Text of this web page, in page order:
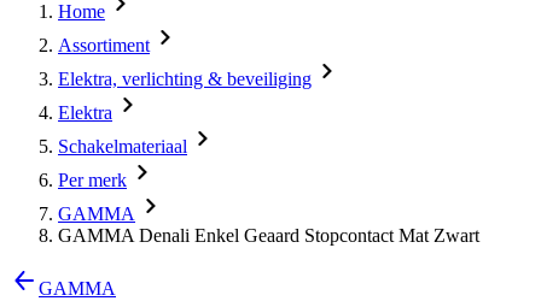
Home
Assortiment
Elektra, verlichting & beveiliging
Elektra
Schakelmateriaal
Per merk
GAMMA
GAMMA Denali Enkel Geaard Stopcontact Mat Zwart
GAMMA